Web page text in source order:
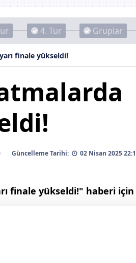
4. Tur Gruplar
finale yükseldi!
Güncelleme Tarihi: 02 Nisan 2025
finale yükseldi!" haberi için